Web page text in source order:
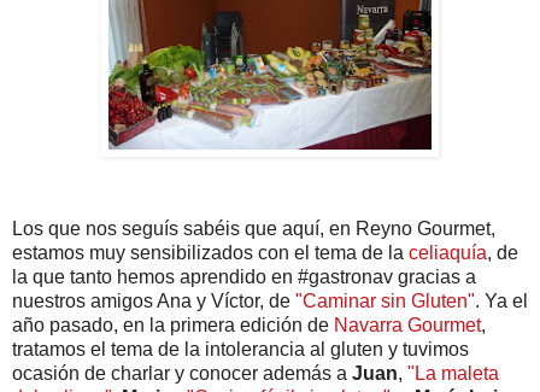
Los que nos seguís sabéis que aquí, en Reyno Gourmet,
estamos muy sensibilizados con el tema de la celiaquía, de
la que tanto hemos aprendido en #gastronav gracias a
nuestros amigos Ana y Víctor, de "Caminar sin Gluten". Ya el
año pasado, en la primera edición de Navarra Gourmet,
tratamos el tema de la intolerancia al gluten y tuvimos
ocasión de charlar y conocer además a Juan, "La maleta